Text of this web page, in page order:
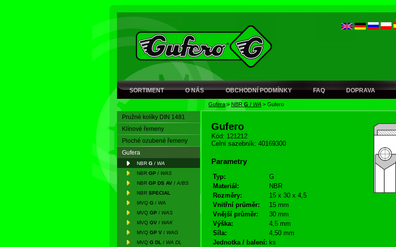
SORTIMENT O NÁS OBCHODNÍ PODMÍNKY FAQ DOPRAVA
Gufera> NBRG / WA > Gufero
Pružné kolíky DIN 1481
Klínové řemeny
Ploché ozubené řemeny
Gufera
NBR G / WA
NBR GP / WAS
NBR GP DS AV / A/BS
NBR SPECIAL
MVQ G / WA
MVQ GP / WAS
MVQ GV / WAK
MVQ GP V / WAG
MVQ G DL / WA DL
Gufero
Kód: 121212
Celní sazebník: 40169300
Parametry
Typ:
G
Materiál:
NBR
Rozměry:
15 x 30 x 4,5
Vnitřní průměr:
15 mm
Vnější průměr:
30 mm
Výška:
4,5 mm
Síla:
4,50 mm
Jednotka / balení: ks